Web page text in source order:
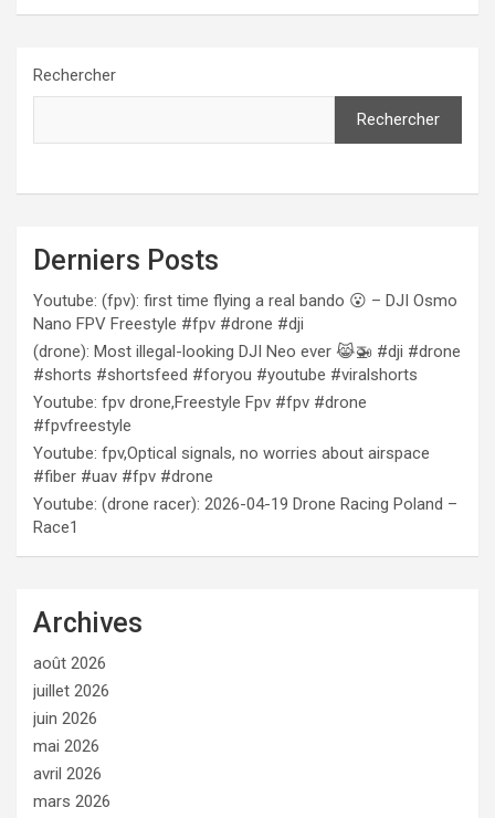
Rechercher
Rechercher
Derniers Posts
Youtube: (fpv): first time flying a real bando 😮 – DJI Osmo
Nano FPV Freestyle #fpv #drone #dji
(drone): Most illegal-looking DJI Neo ever 😹🚁 #dji #drone
#shorts #shortsfeed #foryou #youtube #viralshorts
Youtube: fpv drone,Freestyle Fpv #fpv #drone
#fpvfreestyle
Youtube: fpv,Optical signals, no worries about airspace
#fiber #uav #fpv #drone
Youtube: (drone racer): 2026-04-19 Drone Racing Poland –
Race1
Archives
août 2026
juillet 2026
juin 2026
mai 2026
avril 2026
mars 2026